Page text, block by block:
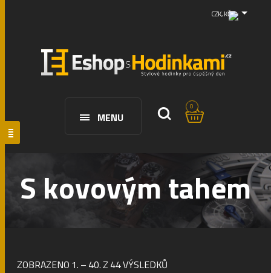
CZK, KČ
MENU
0
S kovovým tahem
ZOBRAZENO 1. – 40. Z 44 VÝSLEDKŮ